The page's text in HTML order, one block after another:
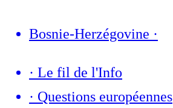
Bosnie-Herzégovine ·
· Le fil de l'Info
· Questions européennes